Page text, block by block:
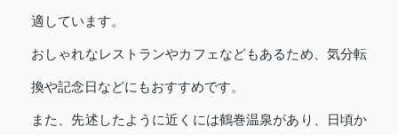
適しています。
おしゃれなレストランやカフェなどもあるため、気分転
換や記念日などにもおすすめです。
また、先述したように近くには鶴巻温泉があり、日頃か